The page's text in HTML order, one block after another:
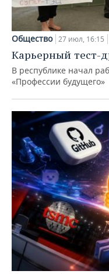
Общество 27 июл, 16:15
Карьерный тест-
В республике начал
«Профессии будущего»